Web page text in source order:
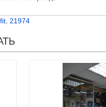
21974